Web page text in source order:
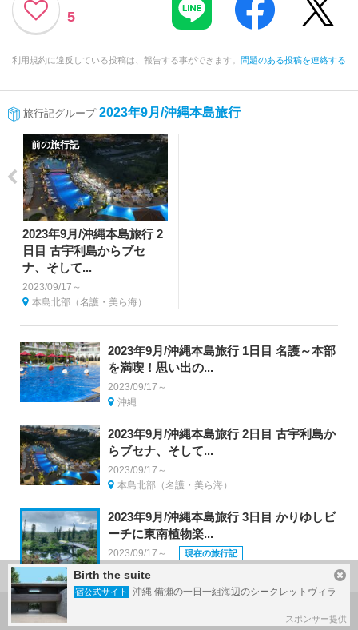
5
利用規約に違反している投稿は、報告する事ができます。 問題のある投稿を連絡する
旅行記グループ 2023年9月/沖縄本島旅行
前の旅行記
2023年9月/沖縄本島旅行 2
日目 古宇利島からブセ
ナ、そして...
2023/09/17～
本島北部（名護・美ら海）
2023年9月/沖縄本島旅行 1日目 名護～本部
を満喫！思い出の...
2023/09/17～
沖縄
2023年9月/沖縄本島旅行 2日目 古宇利島か
らブセナ、そして...
2023/09/17～
本島北部（名護・美ら海）
2023年9月/沖縄本島旅行 3日目 かりゆしビ
ーチに東南植物楽...
2023/09/17～ 現在の旅行記
Birth the suite
宿公式サイト 沖縄 備瀬の一日一組海辺のシークレットヴィラ
スポンサー提供